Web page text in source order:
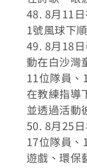
48. 8月11
1號風球下
49. 8月18
動在白沙灣
11位隊員、
在教練指導
並透過活動
50. 8月25
17位隊員、
遊戲、環保